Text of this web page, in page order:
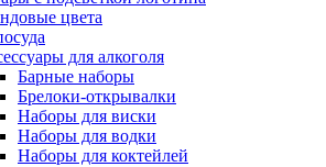
цвета
для алкоголя
Барные наборы
Брелоки-открывалки
Наборы для виски
Наборы для водки
Наборы для коктейлей